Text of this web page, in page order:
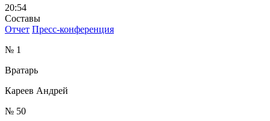
20:54
Составы
Отчет Пресс-конференция
№ 1
Вратарь
Кареев Андрей
№ 50